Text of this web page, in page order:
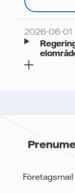
2026-06-01
Företagsmail